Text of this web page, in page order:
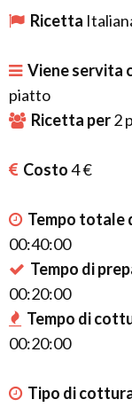
Ricetta
Viene servita
piatto
Ricetta per2
Costo4 €
Tempo totale
00:40:00
Tempo di
00:20:00
Tempo di
00:20:00
Tipo di